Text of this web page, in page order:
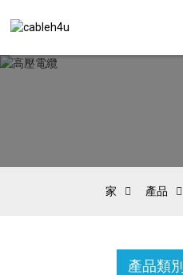
家 產品
產品類別